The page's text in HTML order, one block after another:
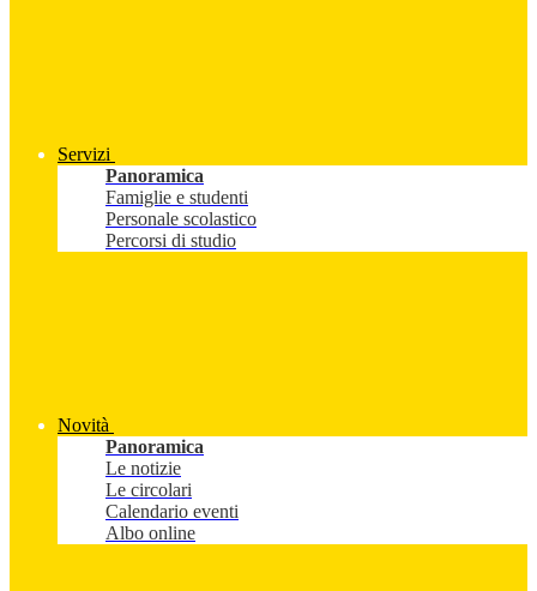
Servizi
Panoramica
Famiglie e studenti
Personale scolastico
Percorsi di studio
Novità
Panoramica
Le notizie
Le circolari
Calendario eventi
Albo online